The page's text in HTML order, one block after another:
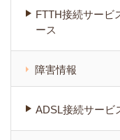
FTTH接続サービ
ース
障害情報
ADSL接続サービ